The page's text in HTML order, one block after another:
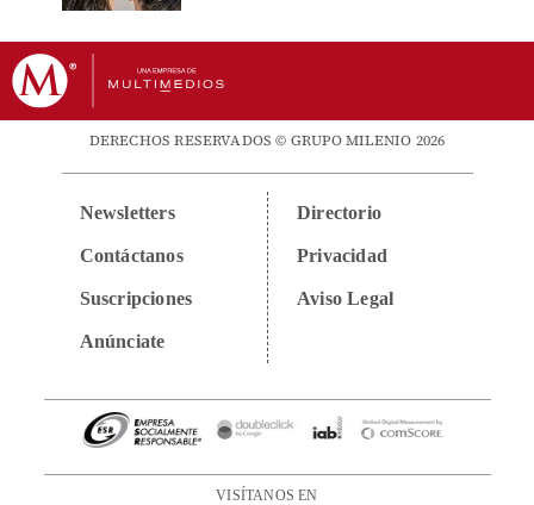
DERECHOS RESERVADOS © GRUPO MILENIO 2026
Newsletters
Contáctanos
Suscripciones
Anúnciate
Directorio
Privacidad
Aviso Legal
VISÍTANOS EN